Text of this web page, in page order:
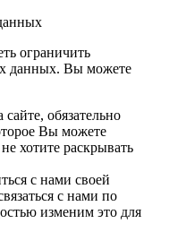
ограничить
данных. Вы можете
обязательно
Вы можете
хотите раскрывать
с нами своей
с нами по
изменим это для